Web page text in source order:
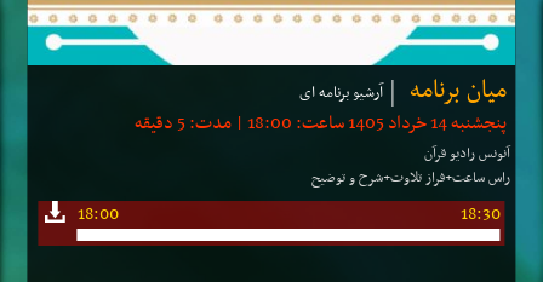
میان برنامه آرشیو برنامه ای
پنجشنبه 14 خرداد 1405 ساعت: 18:00 | مدت: 5 دقیقه
آنونس رادیو قرآن
راس ساعت+فراز تلاوت+شرح و توضیح
18:00 18:30